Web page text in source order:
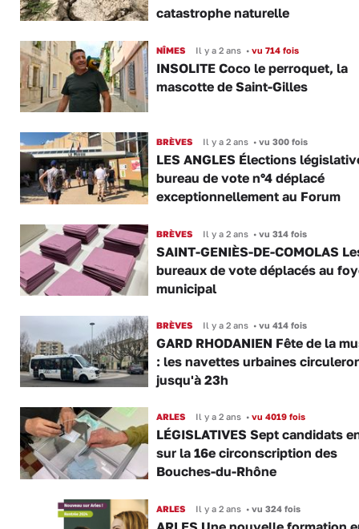
catastrophe naturelle
NÎMES Il y a 2 ans •vu 714 fois
INSOLITE Coco le perroquet, la
mascotte de Saint-Gilles
BRÈVES Il y a 2 ans •vu 300 fois
LES ANGLES Élections
bureau de vote n°4 déplacé
exceptionnellement au Forum
BRÈVES Il y a 2 ans •vu 314 fois
SAINT-GENIÈS-DE-COMOLAS
bureaux de vote déplacés au
municipal
BRÈVES Il y a 2 ans •vu 414 fois
GARD RHODANIEN Fête de la
: les navettes urbaines
jusqu'à 23h
ARLES Il y a 2 ans •vu 4019 fois
LÉGISLATIVES Sept candidats
sur la 16e circonscription des
Bouches-du-Rhône
ARLES Il y a 2 ans •vu 324 fois